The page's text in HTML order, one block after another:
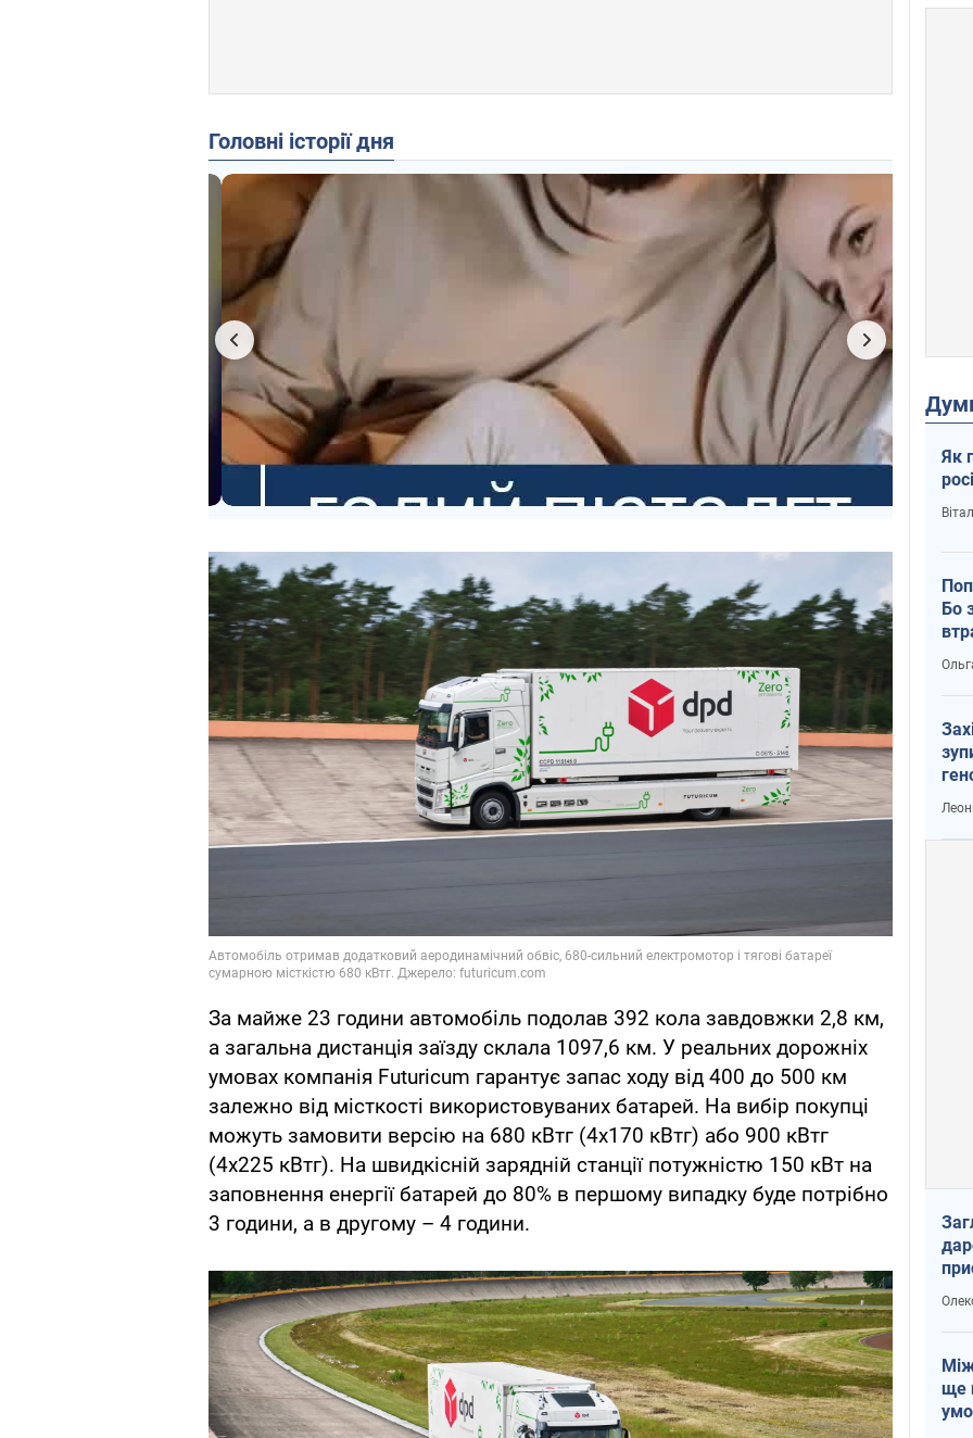
Головні історії дня
За майже 23 години автомобіль подолав 392 кола завдовжки 2,8 км,
а загальна дистанція заїзду склала 1097,6 км. У реальних дорожніх
умовах компанія Futuricum гарантує запас ходу від 400 до 500 км
залежно від місткості використовуваних батарей. На вибір покупці
можуть замовити версію на 680 кВтг (4х170 кВтг) або 900 кВтг
(4х225 кВтг). На швидкісній зарядній станції потужністю 150 кВт на
заповнення енергії батарей до 80% в першому випадку буде потрібно
3 години, а в другому – 4 години.
Як
Бо
ще